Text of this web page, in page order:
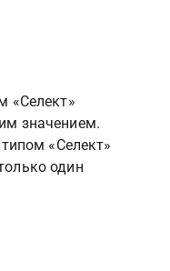
«Селект»
значением.
«Селект»
один